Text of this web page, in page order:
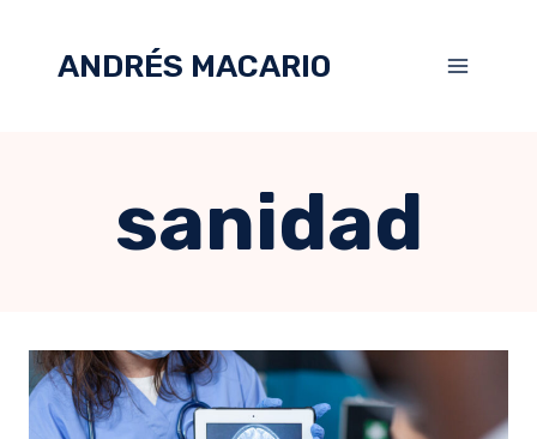
ANDRÉS MACARIO
sanidad